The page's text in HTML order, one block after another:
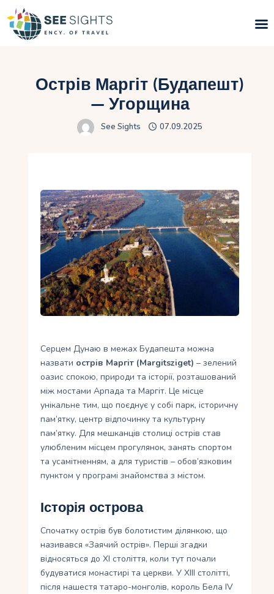
Гарячі тури
Типи Турів
Інфо
Блог
Контакти
Укр
Острів Маргіт (Будапешт)
— Угорщина
See Sights 07.09.2025
Серцем Дунаю в межах Будапешта можна
назвати острів Маргіт (Margitsziget) – зелений
оазис спокою, природи та історії, розташований
між мостами Арпада та Маргіт. Це місце
унікальне тим, що поєднує у собі парк, історичну
пам’ятку, центр відпочинку та культурну
пам’ятку. Для мешканців столиці острів став
улюбленим місцем прогулянок, занять спортом
та усамітненням, а для туристів – обов’язковим
пунктом у програмі знайомства з містом.
Історія острова
Спочатку острів був болотистим ділянкою, що
називався «Заячий острів». Перші згадки
відносяться до XI століття, коли тут почали
будуватися монастирі та церкви. У XIII столітті,
після нашестя татаро-монголів, король Бела IV